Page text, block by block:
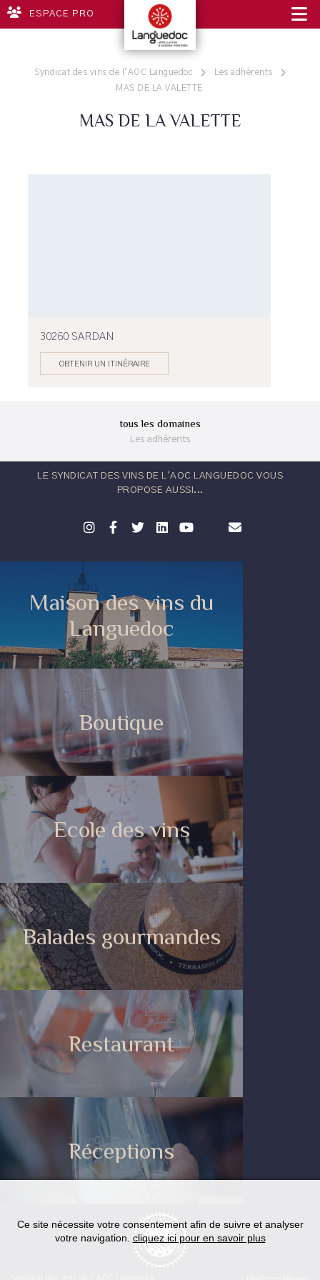
ESPACE PRO
Syndicat des vins de l'AOC Languedoc
Les adhérents
MAS DE LA VALETTE
MAS DE LA VALETTE
30260 SARDAN
OBTENIR UN ITINÉRAIRE
tous les domaines
Les adhérents
LE SYNDICAT DES VINS DE L'AOC LANGUEDOC VOUS
PROPOSE AUSSI...
Maison des vins du
Languedoc
Boutique
Ecole des vins
Balades gourmandes
Restaurant
Réceptions
Ce site nécessite votre consentement afin de suivre et analyser
votre navigation. cliquez ici pour en savoir plus